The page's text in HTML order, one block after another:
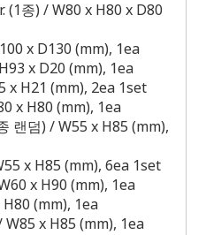
(1종) / W80 x H80 x D80
x D130 (mm), 1ea
x D20 (mm), 1ea
x H21 (mm), 2ea 1set
x H80 (mm), 1ea
랜덤) / W55 x H85 (mm),
x H85 (mm), 6ea 1set
x H90 (mm), 1ea
(mm), 1ea
W85 x H85 (mm), 1ea